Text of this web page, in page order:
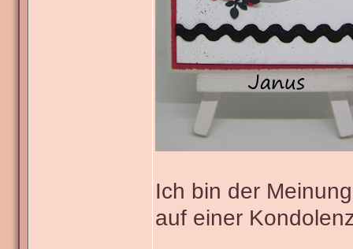
Ich bin der
auf einer